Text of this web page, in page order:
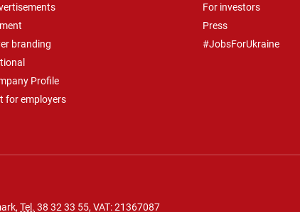
branding
Profile
for employers
For investors
Press
#JobsForUkraine
Tel. 38 32 33 55, VAT: 21367087